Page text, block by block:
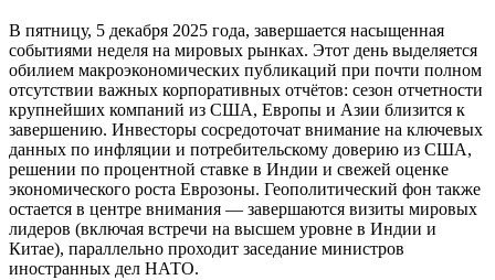
В пятницу, 5 декабря 2025 года, завершается насыщенная
событиями неделя на мировых рынках. Этот день выделяется
обилием макроэкономических публикаций при почти полном
отсутствии важных корпоративных отчётов: сезон отчетности
крупнейших компаний из США, Европы и Азии близится к
завершению. Инвесторы сосредоточат внимание на ключевых
данных по инфляции и потребительскому доверию из США,
решении по процентной ставке в Индии и свежей оценке
экономического роста Еврозоны. Геополитический фон также
остается в центре внимания — завершаются визиты мировых
лидеров (включая встречи на высшем уровне в Индии и
Китае), параллельно проходит заседание министров
иностранных дел НАТО.